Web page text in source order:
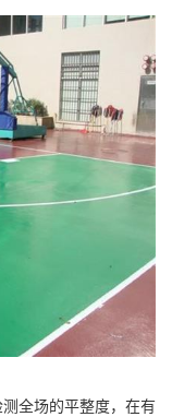
全场的平整度，在有